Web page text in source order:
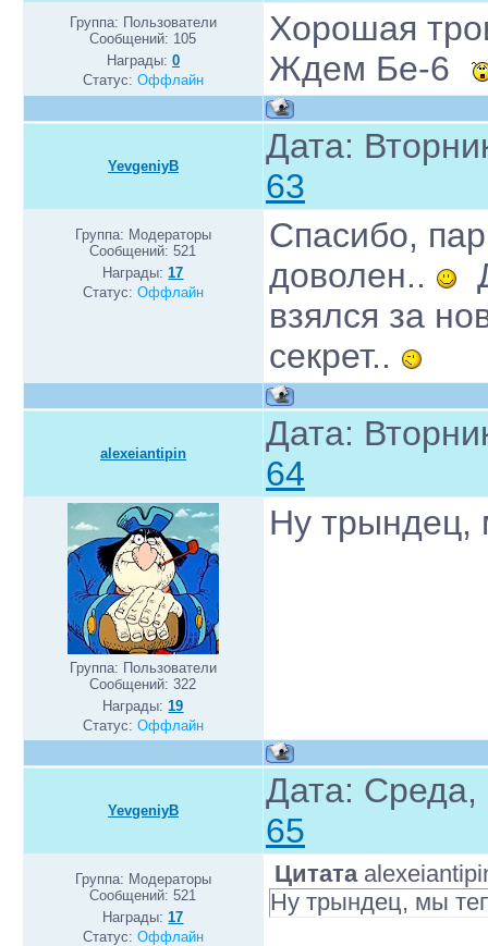
Группа: Пользователи
Сообщений: 105
Награды: 0
Статус: Оффлайн
Хорошая
Ждем Бе-6
YevgeniyB
Дата:
63
Группа: Модераторы
Сообщений:521
Награды:17
Статус: Оффлайн
Спасибо,
доволен..
взялся за
секрет..
alexeiantipin
Дата:
64
Группа: Пользователи
Сообщений:322
Награды:19
Статус: Оффлайн
Ну трындец,
YevgeniyB
Дата:
65
Группа: Модераторы
Сообщений:521
Награды:17
Статус: Оффлайн
Цитата
Ну трындец, мы